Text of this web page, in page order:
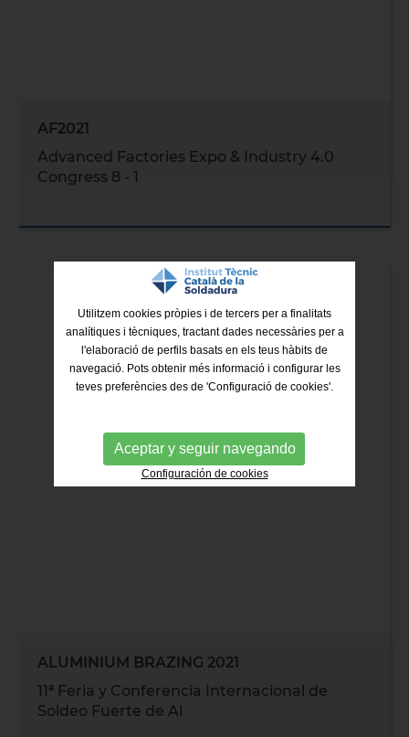
AF2021
Advanced Factories Expo & Industry 4.0
Congress 8 - 1
ALUMINIUM BRAZING 2021
11ª Feria y Conferencia Internacional de
Soldeo Fuerte de Al
Utilitzem cookies pròpies i de tercers per a finalitats
analítiques i tècniques, tractant dades necessàries per a
l'elaboració de perfils basats en els teus hàbits de
navegació. Pots obtenir més informació i configurar les
teves preferències des de 'Configuració de cookies'.
Aceptar y seguir navegando
Configuración de cookies